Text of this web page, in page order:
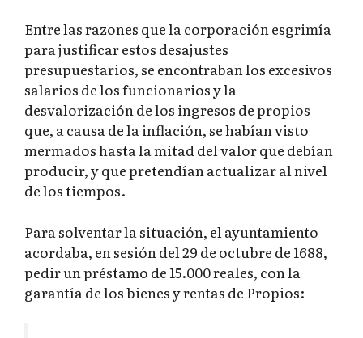
Entre las razones que la corporación esgrimía
para justificar estos desajustes
presupuestarios, se encontraban los excesivos
salarios de los funcionarios y la
desvalorización de los ingresos de propios
que, a causa de la inflación, se habían visto
mermados hasta la mitad del valor que debían
producir, y que pretendían actualizar al nivel
de los tiempos.
Para solventar la situación, el ayuntamiento
acordaba, en sesión del 29 de octubre de 1688,
pedir un préstamo de 15.000 reales, con la
garantía de los bienes y rentas de Propios: